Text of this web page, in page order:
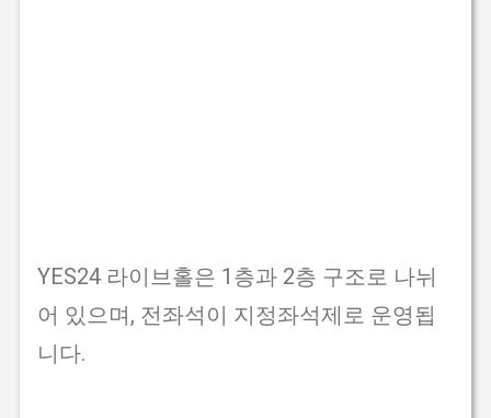
YES24 라이브홀은 1층과 2층 구조로 나뉘
어 있으며, 전좌석이 지정좌석제로 운영됩
니다.